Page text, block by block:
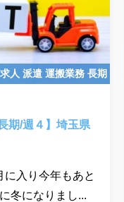
求人 派遣 運搬業務 長期
期/週４】埼玉県
入り今年もあと
冬になりまし...